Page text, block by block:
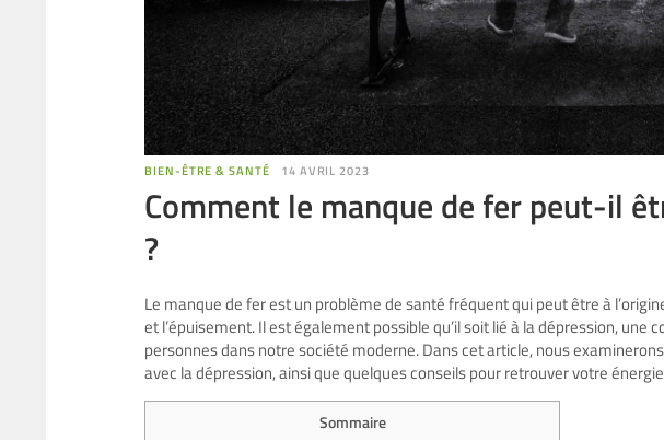
BIEN-ÊTRE & SANTÉ 14 AVRIL 2023
Comment le manque de fer peut-il
?
Le manque de fer est un problème de santé fréquent qui peut être à
et l’épuisement. Il est également possible qu’il soit lié à la dépression, une
personnes dans notre société moderne. Dans cet article, nous
avec la dépression, ainsi que quelques conseils pour retrouver votre
Sommaire